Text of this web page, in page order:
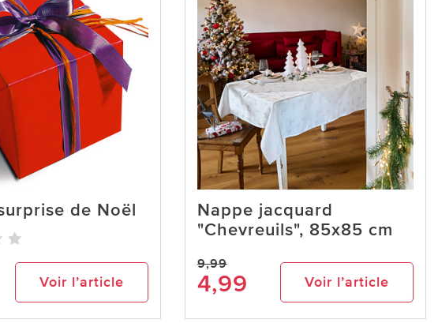
de Noël
Voir l’article
Nappe jacquard
"Chevreuils", 85x85 cm
9,99
4,99 Voir l’article